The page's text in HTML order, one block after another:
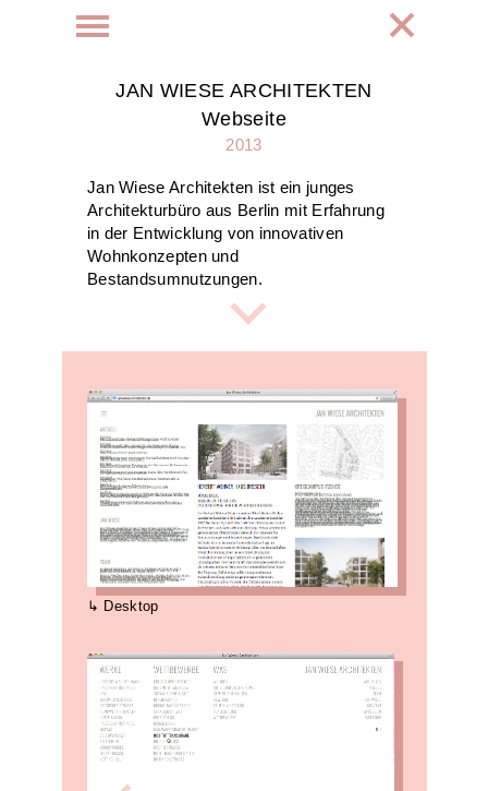
JAN WIESE ARCHITEKTEN
Webseite
2013
Jan Wiese Architekten ist ein junges
Architekturbüro aus Berlin mit Erfahrung
in der Entwicklung von innovativen
Wohnkonzepten und
Bestandsumnutzungen.
Desktop